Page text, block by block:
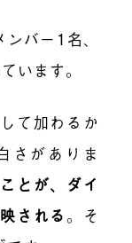
バー1名、
います。
て加わるか
さがありま
とが、ダイ
される 。そ